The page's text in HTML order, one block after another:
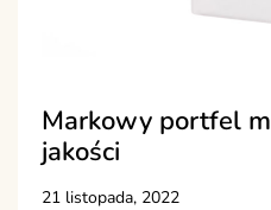
Markowy portfel
jakości
21 listopada, 2022